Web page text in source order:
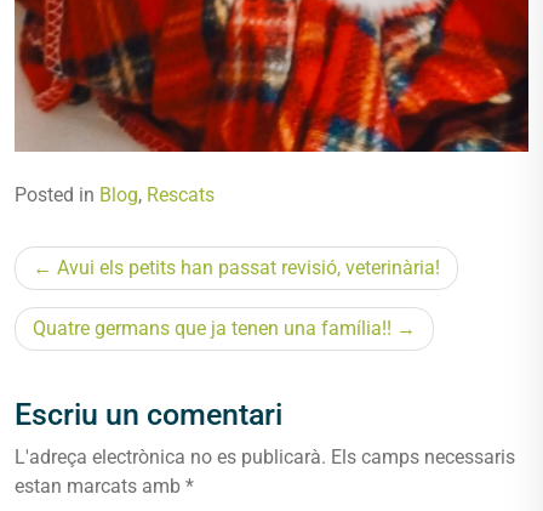
Posted in Blog, Rescats
Navegació
d'entrades
Avui els petits han passat revisió, veterinària!
Quatre germans que ja tenen una família!!
Escriu un comentari
L'adreça electrònica no es publicarà. Els camps necessaris
estan marcats amb *